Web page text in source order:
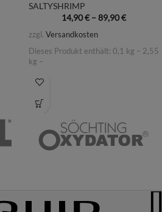
SALTYSHRIMP
14,90€–89,90€
zzgl. Versandkosten
Dieses Produkt enthält: 0,1 kg – 2,55
kg –